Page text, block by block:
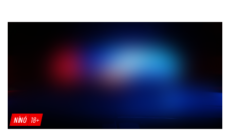
NÍNÓ 18+